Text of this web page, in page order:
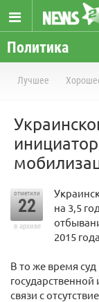
Политика
Лучшее
отметили
22
в архиве
на 3,5
2015
В то же время
государственной
связи с